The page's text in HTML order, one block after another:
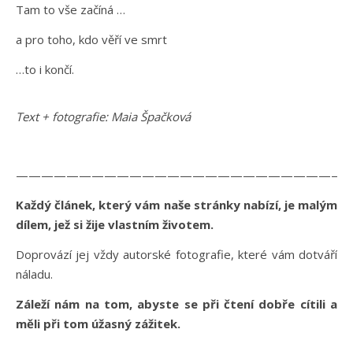
Tam to vše začíná …
a pro toho, kdo věří ve smrt
…to i končí.
Text + fotografie: Maia Špačková
Každý článek, který vám naše stránky nabízí, je malým
dílem, jež si žije vlastním životem.
Doprovází jej vždy autorské fotografie, které vám dotváří
náladu.
Záleží nám na tom, abyste se při čtení dobře cítili a
měli při tom úžasný zážitek.